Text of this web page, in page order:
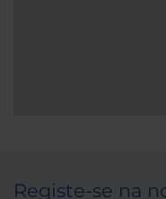
Registe-se na